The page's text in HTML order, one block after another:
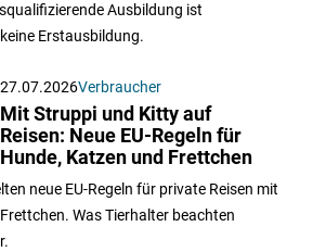
Ausbildung ist
Erstausbildung.
27.07.2026Verbraucher
Mit Struppi und Kitty auf
Reisen: Neue EU-Regeln für
Hunde, Katzen und Frettchen
neue EU-Regeln für private Reisen mit
Was Tierhalter beachten